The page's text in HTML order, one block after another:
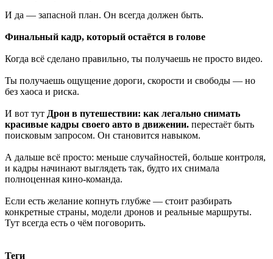
И да — запасной план. Он всегда должен быть.
Финальный кадр, который остаётся в голове
Когда всё сделано правильно, ты получаешь не просто видео.
Ты получаешь ощущение дороги, скорости и свободы — но
без хаоса и риска.
И вот тут Дрон в путешествии: как легально снимать
красивые кадры своего авто в движении. перестаёт быть
поисковым запросом. Он становится навыком.
А дальше всё просто: меньше случайностей, больше контроля,
и кадры начинают выглядеть так, будто их снимала
полноценная кино-команда.
Если есть желание копнуть глубже — стоит разбирать
конкретные страны, модели дронов и реальные маршруты.
Тут всегда есть о чём поговорить.
Теги